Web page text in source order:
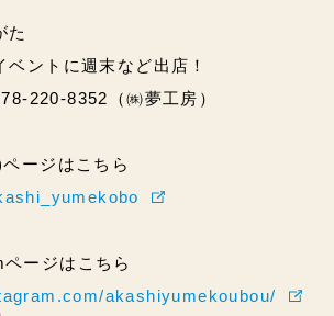
た
ントに週末など出店！
220-8352（㈱夢工房）
ージはこちら
ージはこちら
akashiyumekoubou/